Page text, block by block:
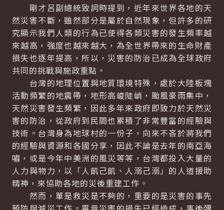
剛才呂副總統致詞時提到，近年來世界各地的天
然災害不斷，雖然部分是屬於自然現象，但許多的研
究顯示我們人類的行為已使得各類災害的發生頻率越
來越高，強度也越來越大，為全世界帶來的生命財產
損失也逐年提高，所以，災害的防治已成為全球政府
共同的挑戰與施政重點。
台灣的地理位置與地質環境特殊，處於大陸板塊
活動頻繁的地震帶，地形高峻陡峭，颱風豪雨集中，
天然災害發生頻繁，因此多年來政府即致力於天然災
害的防治，從政府到民間也累積了非常豐富的經驗與
技術。台灣身為地球村的一份子，向來不吝於將我們
的經驗與資源和各國分享，因此不論是去年的南亞海
嘯，或是今年中美洲的風災等等，台灣都投入大量的
人力與物力，以「人飢己飢、人溺己溺」的人道援助
精神，來協助各地的災後重建工作。
然而，單是救災是不夠的，重要的是災害的事先